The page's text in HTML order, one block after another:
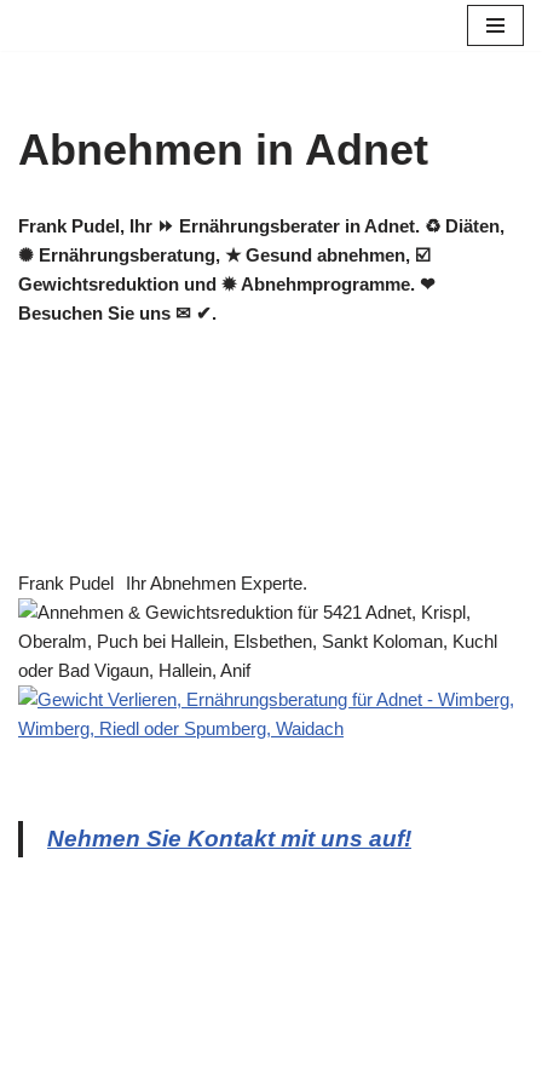
Abnehmen in Adnet
Frank Pudel, Ihr ⏩ Ernährungsberater in Adnet. ♻ Diäten,
✺ Ernährungsberatung, ★ Gesund abnehmen, ☑️
Gewichtsreduktion und ✹ Abnehmprogramme. ❤
Besuchen Sie uns ✉ ✔.
Frank Pudel Ihr Abnehmen Experte.
Nehmen Sie Kontakt mit uns auf!